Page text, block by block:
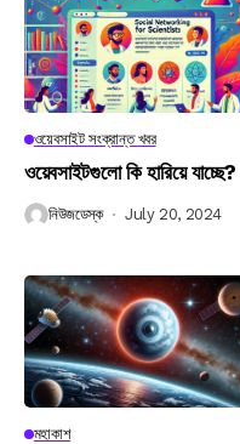
ওয়েবসাইট সংক্রান্ত খবর
ওয়েবসাইটগুলো কি হারিয়ে যাচ্ছে?
নিউজডেস্ক July 20, 2024
মহাকাশ